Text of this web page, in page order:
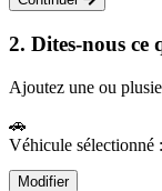
2. Dites-nous ce
Ajoutez une ou
🚗
Véhicule sélectionné :
Modifier